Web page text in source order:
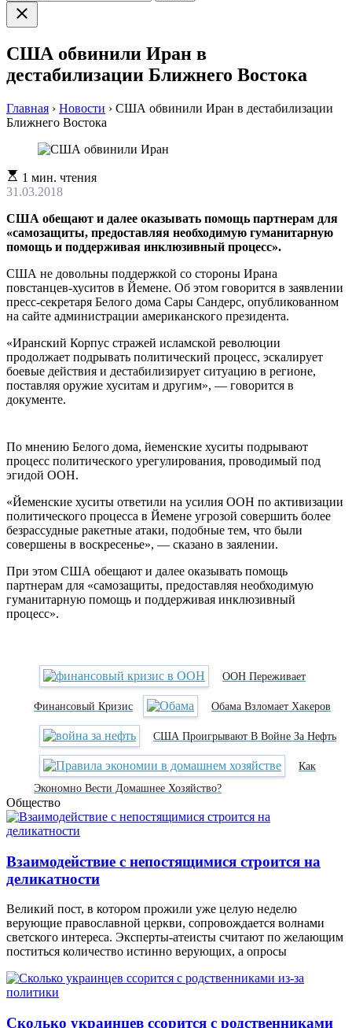
Закрыть
поиск
США обвинили Иран в
дестабилизации Ближнего Востока
Главная › Новости › США обвинили Иран в дестабилизации
Ближнего Востока
Расчетное
время
1 мин. чтения
31.03.2018
США обещают и далее оказывать помощь партнерам для
«самозащиты, предоставляя необходимую гуманитарную
помощь и поддерживая инклюзивный процесс».
США не довольны поддержкой со стороны Ирана
повстанцев-хуситов в Йемене. Об этом говорится в заявлении
пресс-секретаря Белого дома Сары Сандерс, опубликованном
на сайте администрации американского президента.
«Иранский Корпус стражей исламской революции
продолжает подрывать политический процесс, эскалирует
боевые действия и дестабилизирует ситуацию в регионе,
поставляя оружие хуситам и другим», — говорится в
документе.
По мнению Белого дома, йеменские хуситы подрывают
процесс политического урегулирования, проводимый под
эгидой ООН.
«Йеменские хуситы ответили на усилия ООН по активизации
политического процесса в Йемене угрозой совершить более
безрассудные ракетные атаки, подобные тем, что были
совершены в воскресенье», — сказано в заялении.
При этом США обещают и далее оказывать помощь
партнерам для «самозащиты, предоставляя необходимую
гуманитарную помощь и поддерживая инклюзивный
процесс».
ООН Переживает
Финансовый Кризис Обама Взломает Хакеров
США Проигрывают В Войне За Нефть
Как
Экономно Вести Домашнее Хозяйство?
Общество
Взаимодействие с непостящимися строится на
деликатности
Великий пост, в котором прожили уже целую неделю
верующие православной церкви, сопровождается волнами
светского интереса. Эксперты-атеисты считают по желающим
поститься количество истинно верующих, а опросы
Сколько украинцев ссорится с родственниками